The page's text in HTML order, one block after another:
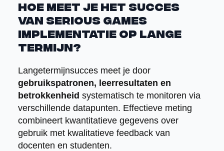
Hoe meet je het succes
van serious games
implementatie op lange
termijn?
Langetermijnsucces meet je door
gebruikspatronen, leerresultaten en
betrokkenheid systematisch te monitoren via
verschillende datapunten. Effectieve meting
combineert kwantitatieve gegevens over
gebruik met kwalitatieve feedback van
docenten en studenten.